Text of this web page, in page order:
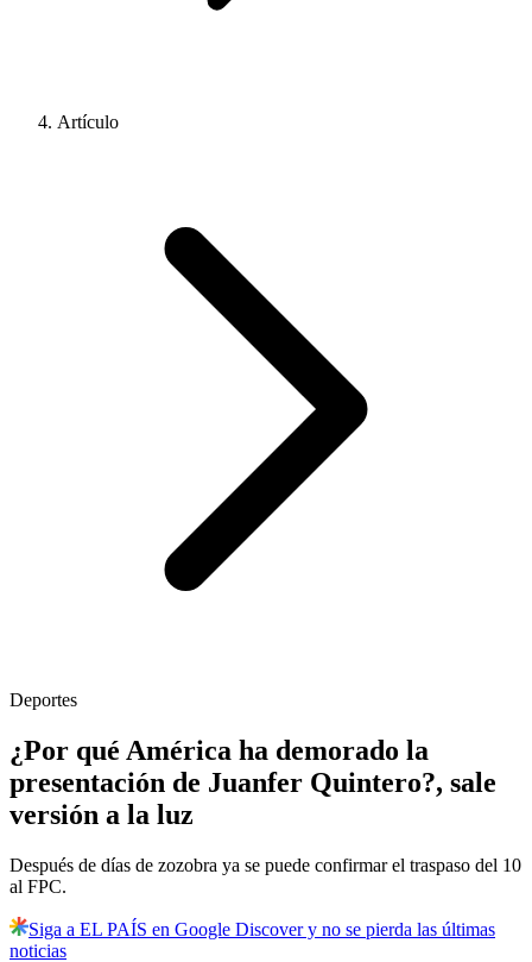
Artículo
Deportes
¿Por qué América ha demorado la
presentación de Juanfer Quintero?, sale
versión a la luz
Después de días de zozobra ya se puede confirmar el traspaso del 10
al FPC.
Siga a EL PAÍS en Google Discover y no se pierda las últimas
noticias